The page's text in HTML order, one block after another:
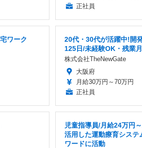
正社員
ワーク
20代・30代が活躍中!開
125日/未経験OK・残業
株式会社TheNewGate
大阪府
月給30万円～70万円
正社員
児童指導員/月給24万円
活用した運動療育シス
ワードに活動